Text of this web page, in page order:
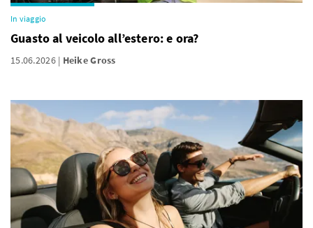
In viaggio
Guasto al veicolo all’estero: e ora?
15.06.2026 Heike Gross